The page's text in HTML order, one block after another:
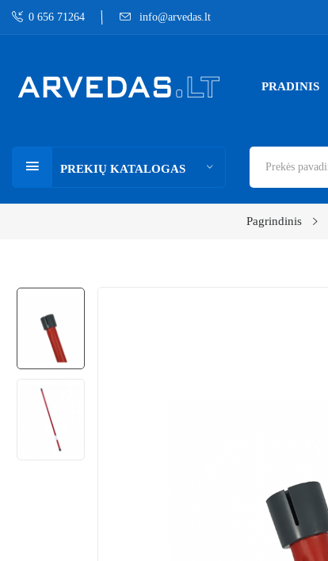
0 656 71264 info@arvedas.lt
PRADINIS
PREKIŲ KATALOGAS
Pagrindinis